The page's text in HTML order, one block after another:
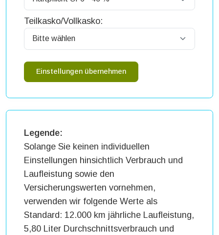
Teilkasko/Vollkasko:
Einstellungen übernehmen
Legende:
Solange Sie keinen individuellen
Einstellungen hinsichtlich Verbrauch und
Laufleistung sowie den
Versicherungswerten vornehmen,
verwenden wir folgende Werte als
Standard: 12.000 km jährliche Laufleistung,
5,80 Liter Durchschnittsverbrauch und